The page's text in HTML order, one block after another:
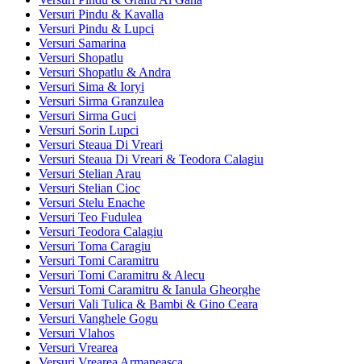
Versuri Pindu & Kavalla
Versuri Pindu & Lupci
Versuri Samarina
Versuri Shopatlu
Versuri Shopatlu & Andra
Versuri Sima & Ioryi
Versuri Sirma Granzulea
Versuri Sirma Guci
Versuri Sorin Lupci
Versuri Steaua Di Vreari
Versuri Steaua Di Vreari & Teodora Calagiu
Versuri Stelian Arau
Versuri Stelian Cioc
Versuri Stelu Enache
Versuri Teo Fudulea
Versuri Teodora Calagiu
Versuri Toma Caragiu
Versuri Tomi Caramitru
Versuri Tomi Caramitru & Alecu
Versuri Tomi Caramitru & Ianula Gheorghe
Versuri Vali Tulica & Bambi & Gino Ceara
Versuri Vanghele Gogu
Versuri Vlahos
Versuri Vrearea